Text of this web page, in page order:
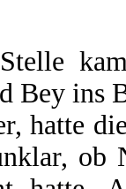
Bey ins
hatte
ob